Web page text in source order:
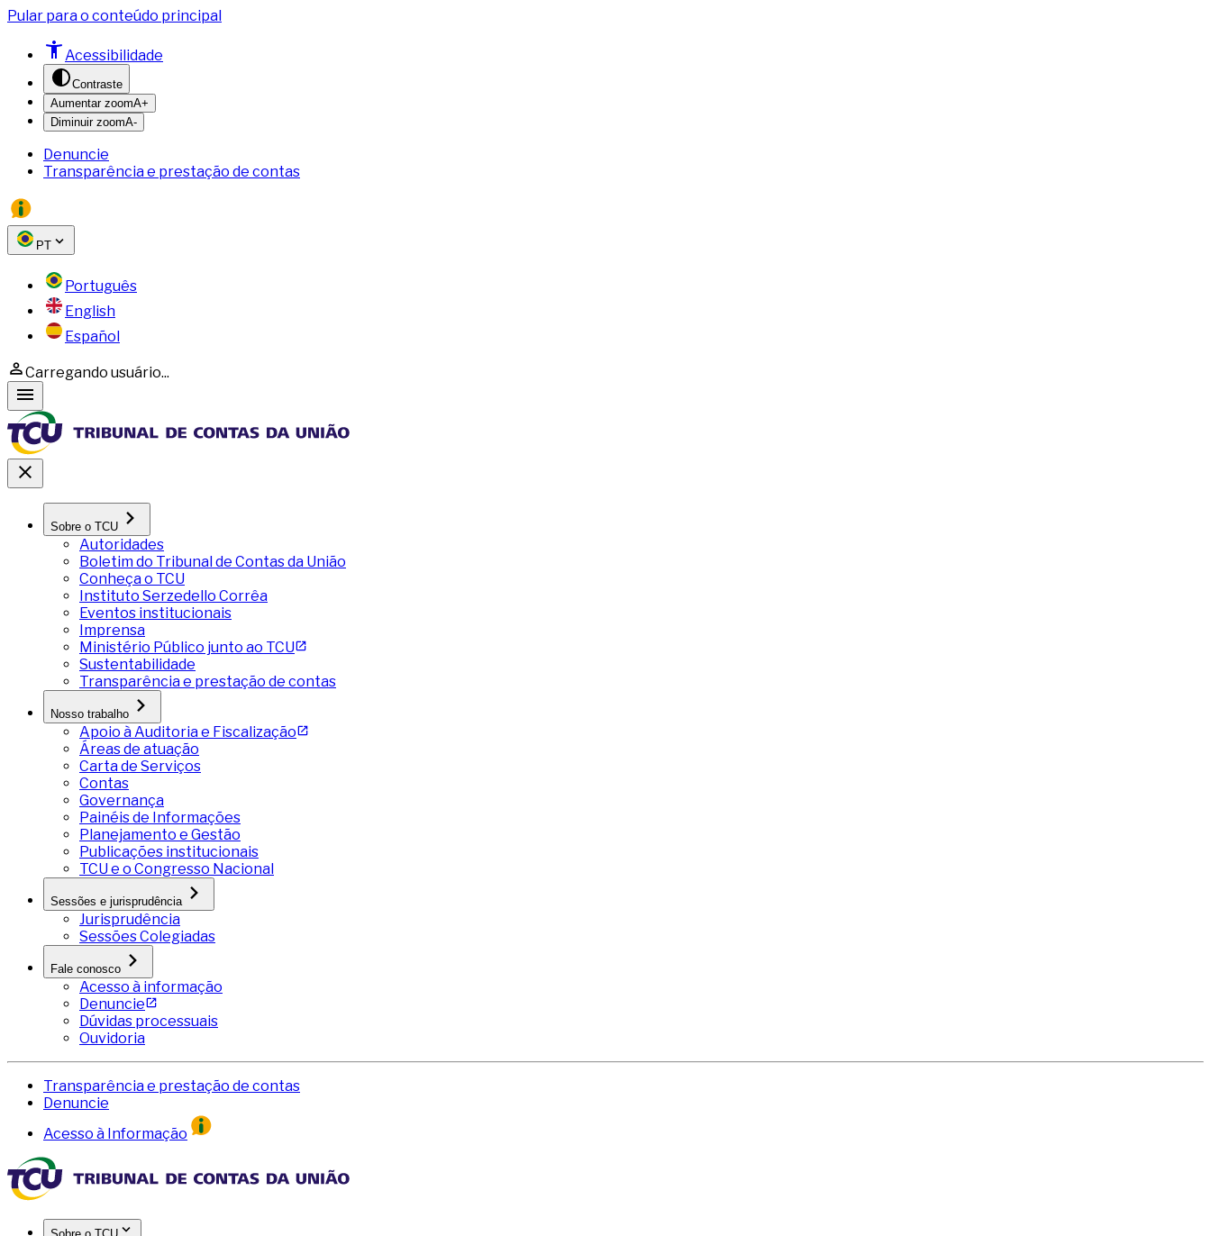
Pular para o conteúdo principal
Acessibilidade
Contraste
Aumentar zoomA+
Diminuir zoomA-
Denuncie
Transparência e prestação de contas
PT
Português
English
Español
Carregando usuário...
Sobre o TCU
Autoridades
Boletim do Tribunal de Contas da União
Conheça o TCU
Instituto Serzedello Corrêa
Eventos institucionais
Imprensa
Ministério Público junto ao TCU
Sustentabilidade
Transparência e prestação de contas
Nosso trabalho
Apoio à Auditoria e Fiscalização
Áreas de atuação
Carta de Serviços
Contas
Governança
Painéis de Informações
Planejamento e Gestão
Publicações institucionais
TCU e o Congresso Nacional
Sessões e jurisprudência
Jurisprudência
Sessões Colegiadas
Fale conosco
Acesso à informação
Denuncie
Dúvidas processuais
Ouvidoria
Transparência e prestação de contas
Denuncie
Acesso à Informação